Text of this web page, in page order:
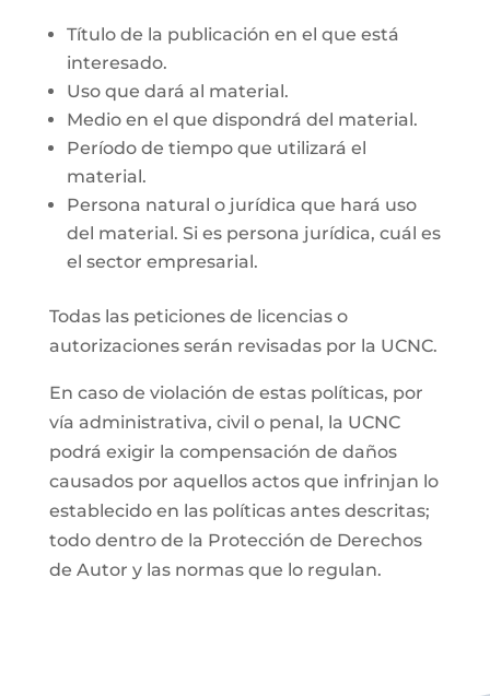
Título de la publicación en el que está
interesado.
Uso que dará al material.
Medio en el que dispondrá del material.
Período de tiempo que utilizará el
material.
Persona natural o jurídica que hará uso
del material. Si es persona jurídica, cuál es
el sector empresarial.
Todas las peticiones de licencias o
autorizaciones serán revisadas por la UCNC.
En caso de violación de estas políticas, por
vía administrativa, civil o penal, la UCNC
podrá exigir la compensación de daños
causados por aquellos actos que infrinjan lo
establecido en las políticas antes descritas;
todo dentro de la Protección de Derechos
de Autor y las normas que lo regulan.